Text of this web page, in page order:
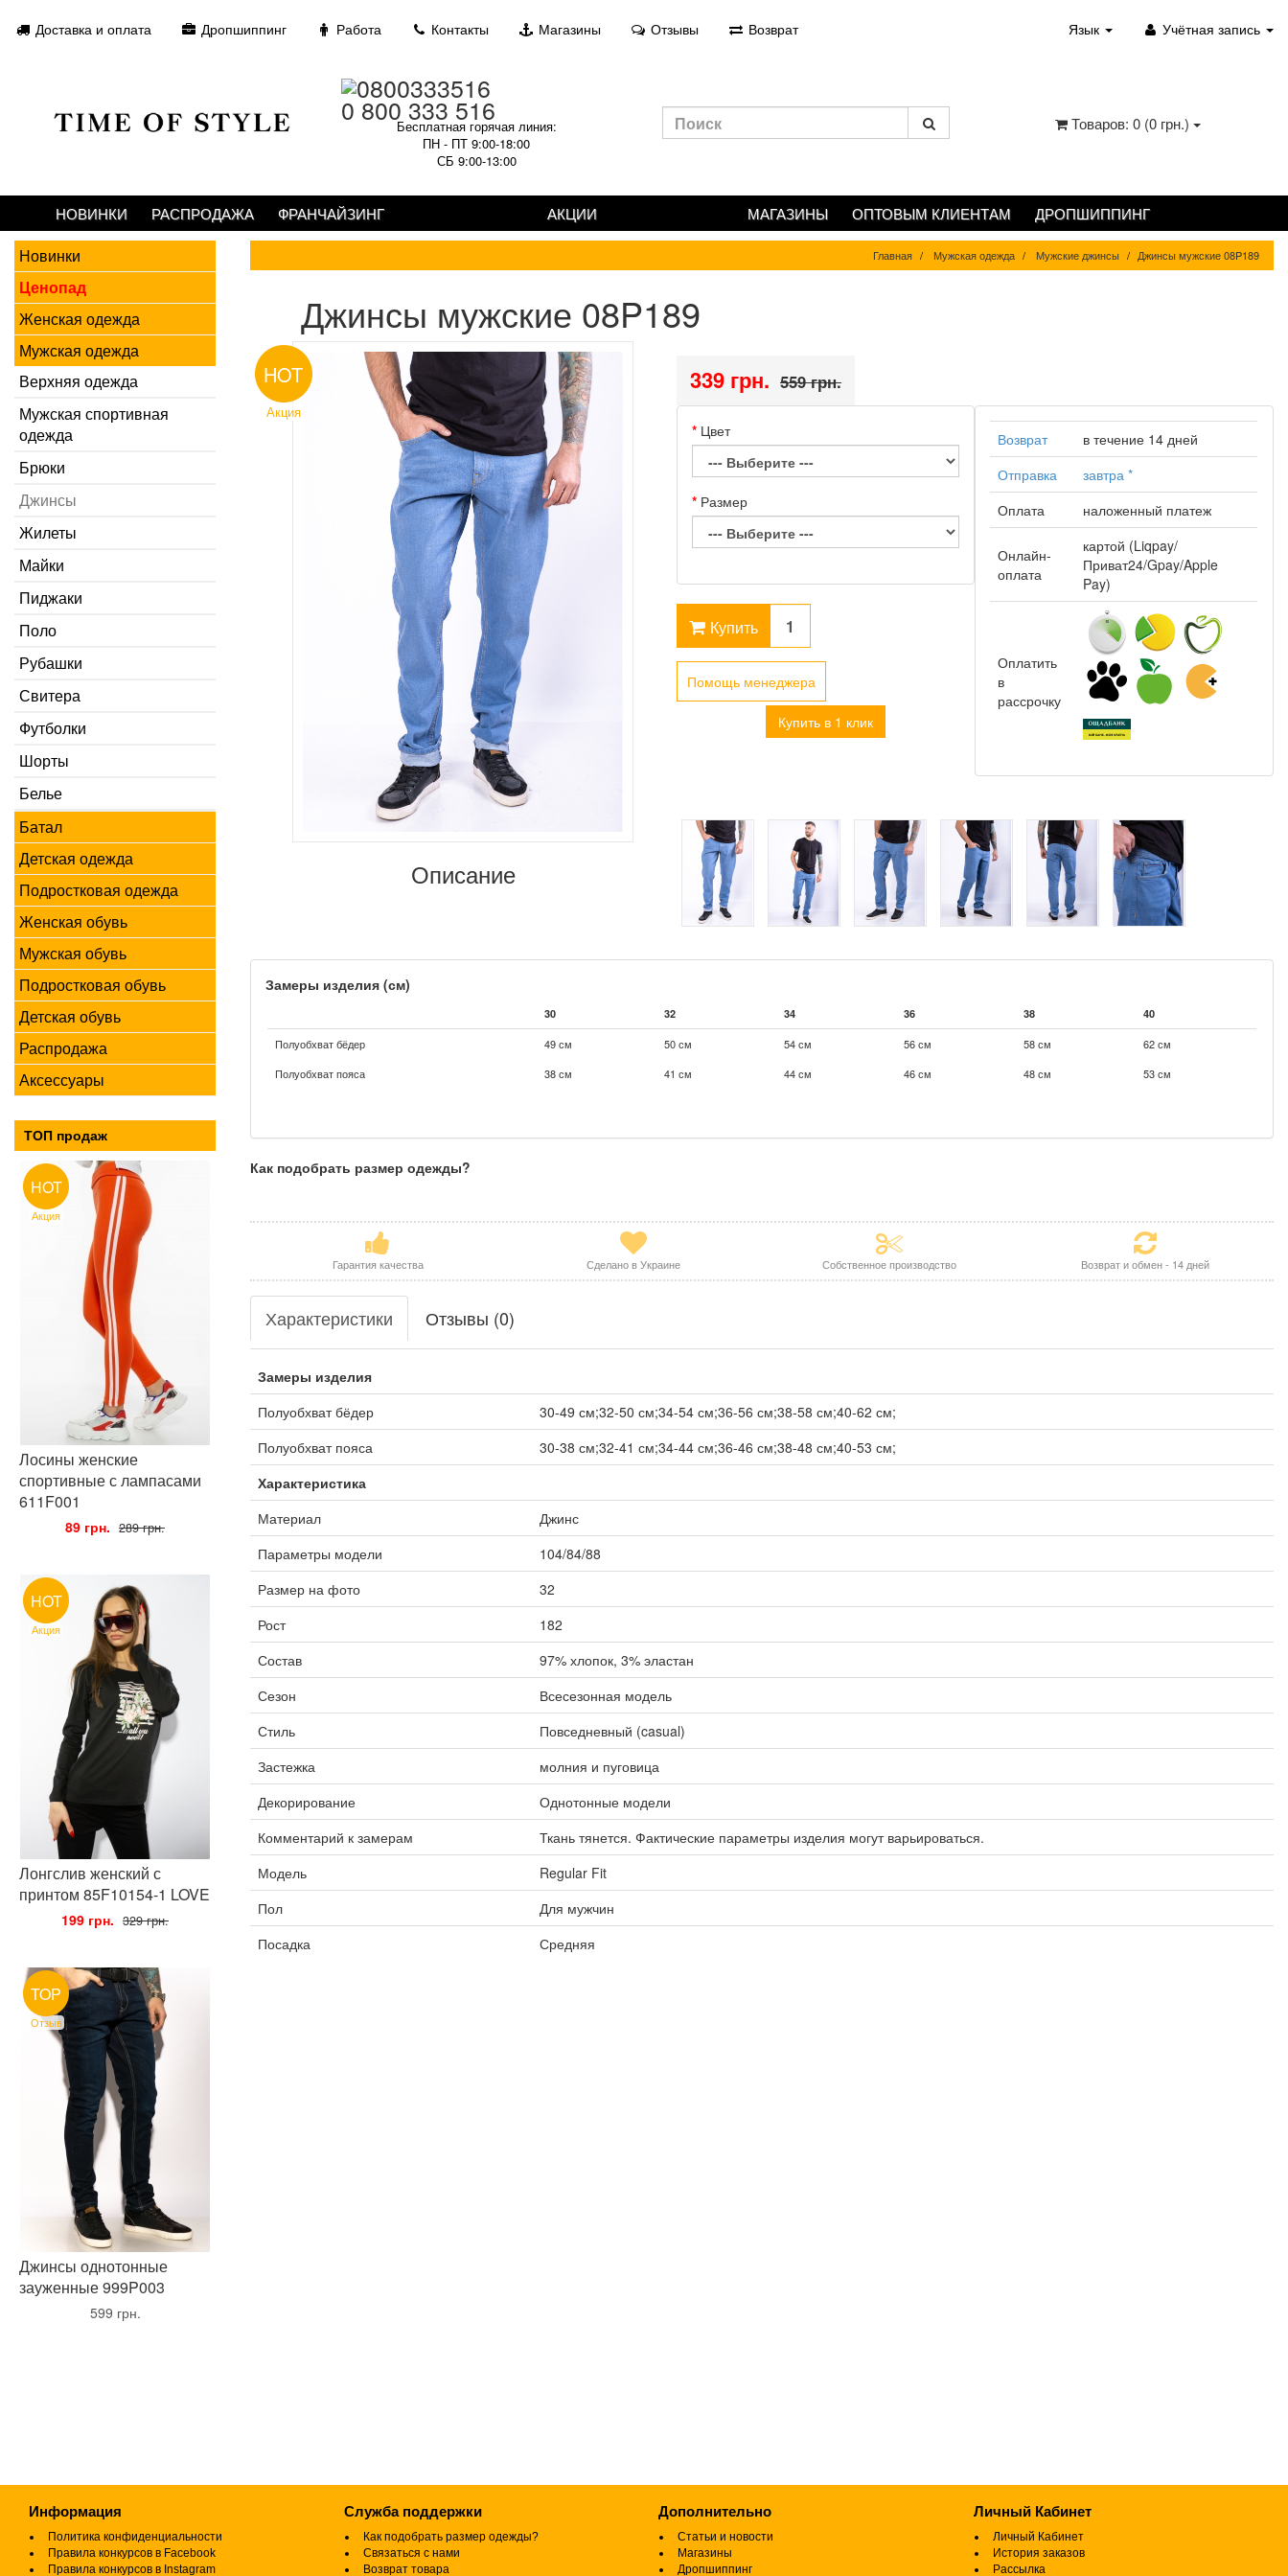
Доставка и оплата Дропшиппинг Работа Контакты Магазины Отзывы Возврат Язык Учётная запись
0 800 333 516
Бесплатная горячая линия:
ПН - ПТ 9:00-18:00
СБ 9:00-13:00
Товаров: 0 (0 грн.)
НОВИНКИ РАСПРОДАЖА ФРАНЧАЙЗИНГ АКЦИИ МАГАЗИНЫ ОПТОВЫМ КЛИЕНТАМ ДРОПШИППИНГ
Новинки
Ценопад
Женская одежда
Мужская одежда
Верхняя одежда
Мужская спортивная
одежда
Брюки
Джинсы
Жилеты
Майки
Пиджаки
Поло
Рубашки
Свитера
Футболки
Шорты
Белье
Батал
Детская одежда
Подростковая одежда
Женская обувь
Мужская обувь
Подростковая обувь
Детская обувь
Распродажа
Аксессуары
ТОП продаж
HOT
Акция
Лосины женские
спортивные с лампасами
611F001
89 грн. 289 грн.
HOT
Акция
Лонгслив женский с
принтом 85F10154-1 LOVE
199 грн. 329 грн.
TOP
Отзыв
Джинсы однотонные
зауженные 999P003
599 грн.
Главная Мужская одежда Мужские джинсы Джинсы мужские 08P189
Джинсы мужские 08P189
HOT
Акция
Описание
339 грн. 559 грн.
Цвет
Размер
Купить
Помощь менеджера
Купить в 1 клик
Возврат
в течение 14 дней
Отправка
завтра*
Оплата
наложенный платеж
Онлайн-
оплата
картой (Liqpay/
Приват24/Gpay/Apple
Pay)
Оплатить
в
рассрочку
Замеры изделия (см)
30 32 34 36 38 40
Полуобхват бёдер 49 см 50 см 54 см 56 см 58 см
62 см
Полуобхват пояса
38 см 41 см 44 см 46 см 48 см 53 см
Как подобрать размер одежды?
Гарантия качества Сделано в Украине Собственное производство Возврат и обмен - 14 дней
Характеристики Отзывы (0)
Замеры изделия
Полуобхват бёдер
30-49 см;32-50 см;34-54 см;36-56 см;38-58 см;40-62 см;
Полуобхват пояса
30-38 см;32-41 см;34-44 см;36-46 см;38-48 см;40-53 см;
Характеристика
Материал
Джинс
Параметры модели
104/84/88
Размер на фото
32
Рост
182
Состав
97% хлопок, 3% эластан
Сезон
Всесезонная модель
Стиль
Повседневный (casual)
Застежка
молния и пуговица
Декорирование
Однотонные модели
Комментарий к замерам
Ткань тянется. Фактические параметры изделия могут варьироваться.
Модель
Regular Fit
Пол
Для мужчин
Посадка
Средняя
Информация
Политика конфиденциальности
Правила конкурсов в Facebook
Правила конкурсов в Instagram
Служба поддержки
Как подобрать размер одежды?
Связаться с нами
Возврат товара
Дополнительно
Статьи и новости
Магазины
Дропшиппинг
Личный Кабинет
Личный Кабинет
История заказов
Рассылка